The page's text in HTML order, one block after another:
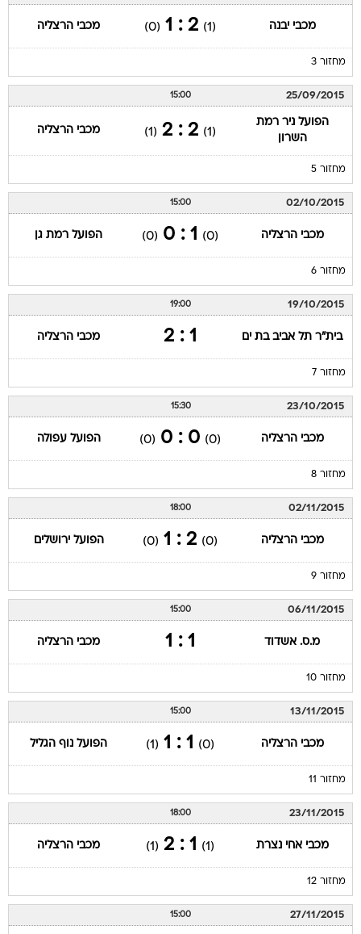
מכבי יבנה (1)
2 : 1
(0) מכבי הרצליה
מחזור 3
25/09/2015
15:00
הפועל ניר רמת
השרון
(1)
2 : 2
(1) מכבי הרצליה
מחזור 5
02/10/2015
15:00
מכבי הרצליה (0)
1 : 0
(0) הפועל רמת גן
מחזור 6
19/10/2015
19:00
בית"ר תל אביב בת ים 1 : 2 מכבי הרצליה
מחזור 7
23/10/2015
15:30
מכבי הרצליה (0)
0 : 0
(0) הפועל עפולה
מחזור 8
02/11/2015
18:00
מכבי הרצליה (0)
2 : 1
(0) הפועל ירושלים
מחזור 9
06/11/2015
15:00
מ.ס. אשדוד 1 : 1 מכבי הרצליה
מחזור 10
13/11/2015
15:00
מכבי הרצליה (0)
1 : 1
(1) הפועל נוף הגליל
מחזור 11
23/11/2015
18:00
מכבי אחי נצרת (1)
1 : 2
(1) מכבי הרצליה
מחזור 12
27/11/2015
15:00